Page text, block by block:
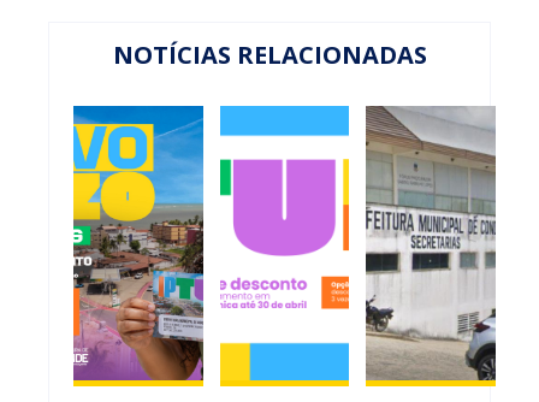
NOTÍCIAS RELACIONADAS